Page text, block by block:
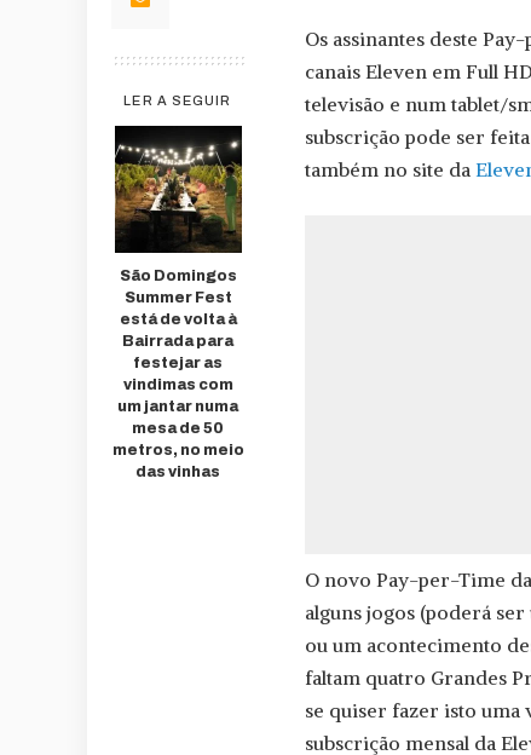
LER A SEGUIR
São Domingos
Summer Fest
está de volta à
Bairrada para
festejar as
vindimas com
um jantar numa
mesa de 50
metros, no meio
das vinhas
Os assinantes deste
canais Eleven em Full
televisão e num tablet/
subscrição pode ser
também no site da
O novo Pay-per-Time
alguns jogos (poderá ser
ou um acontecimento
faltam quatro Grandes
se quiser fazer isto uma
subscrição mensal da